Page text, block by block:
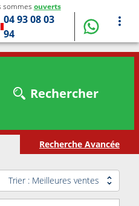
sommes ouverts
04 93 08 03
94
Rechercher
Recherche Avancée
Trier : Meilleures ventes